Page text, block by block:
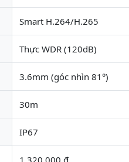
Smart H.264/H.265
Thực WDR (120dB)
3.6mm (góc nhìn 81°)
30m
IP67
1,320,000 đ